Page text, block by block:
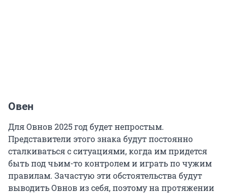
Овен
Для Овнов 2025 год будет непростым.
Представители этого знака будут постоянно
сталкиваться с ситуациями, когда им придется
быть под чьим-то контролем и играть по чужим
правилам. Зачастую эти обстоятельства будут
выводить Овнов из себя, поэтому на протяжении